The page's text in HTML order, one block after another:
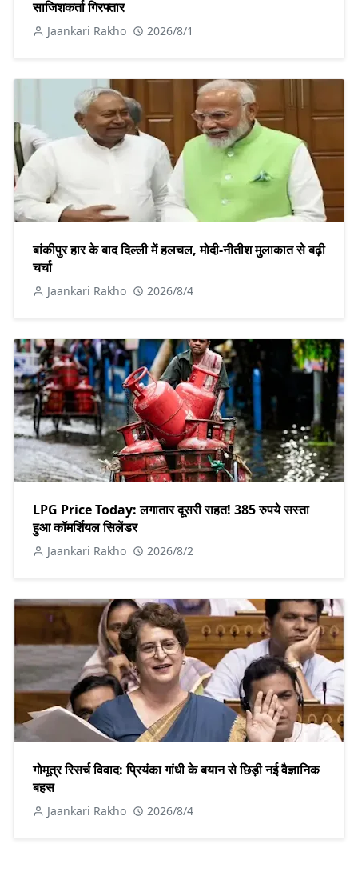
साजिशकर्ता गिरफ्तार
Jaankari Rakho 2026/8/1
बांकीपुर हार के बाद दिल्ली में हलचल, मोदी-नीतीश मुलाकात से बढ़ी
चर्चा
Jaankari Rakho 2026/8/4
LPG Price Today: लगातार दूसरी राहत! 385 रुपये सस्ता
हुआ कॉमर्शियल सिलेंडर
Jaankari Rakho 2026/8/2
गोमूत्र रिसर्च विवाद: प्रियंका गांधी के बयान से छिड़ी नई वैज्ञानिक
बहस
Jaankari Rakho 2026/8/4